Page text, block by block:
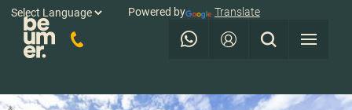
Powered by Translate